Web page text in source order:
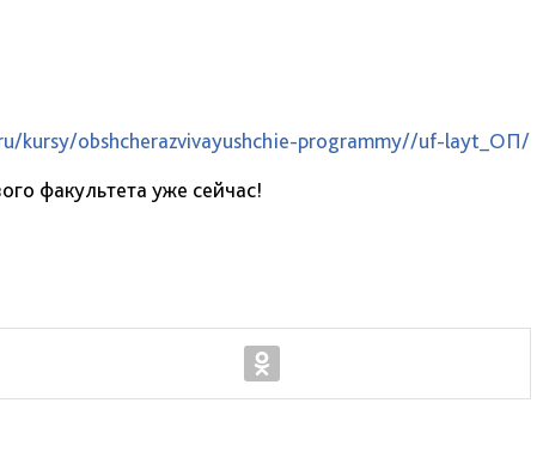
kursy/obshcherazvivayushchie-programmy//uf-layt_ОП/
факультета уже сейчас!